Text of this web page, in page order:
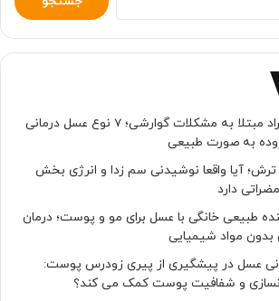
برای:
بهترین عسل برای افراد مبتلا به مشکلات گوارشی؛ 7 نوع عسل درمانی
به صورت طبیعی
آیا واقعا نوشیدنی سم زدا و انرژی بخش
دارد
کننده طبیعی خانگی با عسل برای مو و پوست؛ درمان
مواد شیمیایی
عسل در پیشگیری از پیری زودرس پوست:
و شفافیت پوست کمک می کند؟